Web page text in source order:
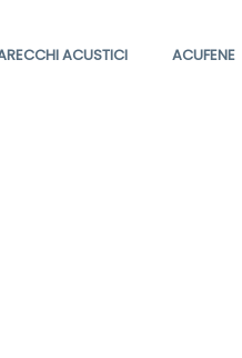
ACUSTICI ACUFENE